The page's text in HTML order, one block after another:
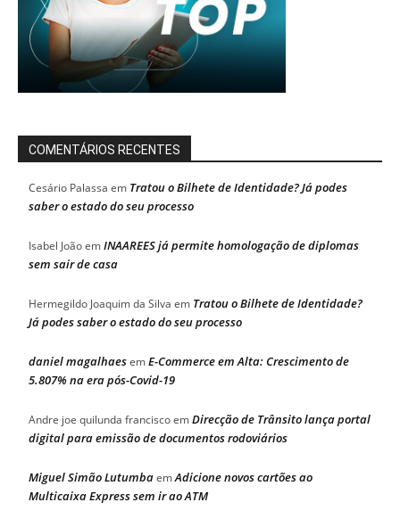
COMENTÁRIOS RECENTES
Cesário Palassa em Tratou o Bilhete de Identidade? Já podes
saber o estado do seu processo
Isabel JoãoemINAAREES já permite homologação de diplomas
sem sair de casa
Hermegildo Joaquim da Silva em Tratou o Bilhete de Identidade?
Já podes saber o estado do seu processo
daniel magalhaesemE-Commerce em Alta: Crescimento de
5.807% na era pós-Covid-19
Andre joe quilunda franciscoemDirecção de Trânsito lança portal
digital para emissão de documentos rodoviários
Miguel Simão LutumbaemAdicione novos cartões ao
Multicaixa Express sem ir ao ATM